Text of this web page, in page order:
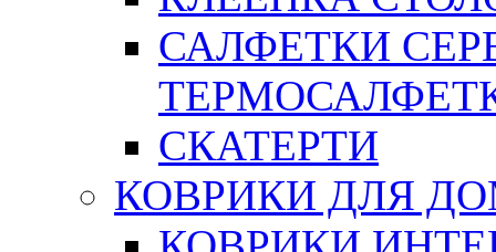
САЛФЕТКИ
СКАТЕРТИ
КОВРИКИ ДЛЯ